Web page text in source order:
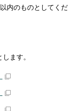
内のものとしてくだ
ます。